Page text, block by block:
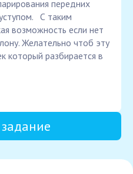
передних
С таким
возможность если нет
Желательно чтоб эту
который разбирается в